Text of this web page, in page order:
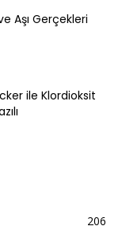
Aşı Gerçekleri
ile Klordioksit
206